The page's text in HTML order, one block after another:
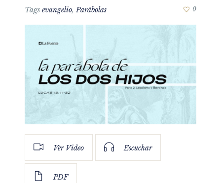
Tags evangelio,Parábolas 0
Ver Video Escuchar
PDF